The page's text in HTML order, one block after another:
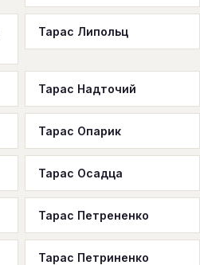
Тарас Липольц
Тарас Надточий
Тарас Опарик
Тарас Осадца
Тарас Петрененко
Тарас Петриненко